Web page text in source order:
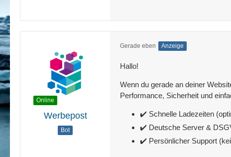
Online
Werbepost
Bot
Gerade eben Anzeige
Hallo!
Wenn du gerade an deiner
Performance, Sicherheit und
✔️ Schnelle Ladezeiten
✔️ Deutsche Server &
✔️ Persönlicher Support